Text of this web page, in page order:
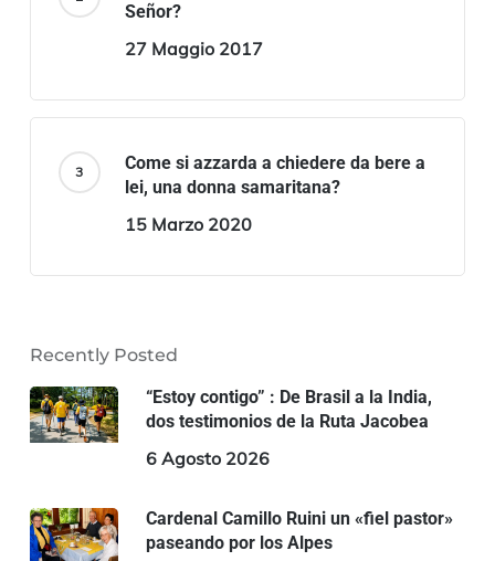
Señor?
27 Maggio 2017
Come si azzarda a chiedere da bere a
lei, una donna samaritana?
15 Marzo 2020
Recently Posted
“Estoy contigo” : De Brasil a la India,
dos testimonios de la Ruta Jacobea
6 Agosto 2026
Cardenal Camillo Ruini un «fiel pastor»
paseando por los Alpes